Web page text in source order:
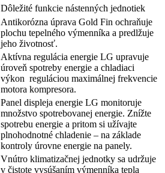
Dôležité funkcie nástenných jednotiek
Antikorózna úprava Gold Fin ochraňuje
plochu tepelného výmenníka a predlžuje
jeho životnosť.
Aktívna regulácia energie LG upravuje
úroveň spotreby energie a chladiaci
výkon reguláciou maximálnej frekvencie
motora kompresora.
Panel displeja energie LG monitoruje
množstvo spotrebovanej energie. Znížte
spotrebu energie a pritom si užívajte
plnohodnotné chladenie – na základe
kontroly úrovne energie na panely.
Vnútro klimatizačnej jednotky sa udržuje
v čistote vysúšaním výmenníka tepla